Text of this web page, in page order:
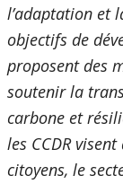
l’adaptation et
objectifs de
proposent des
soutenir la
carbone et
les CCDR
citoyens, le